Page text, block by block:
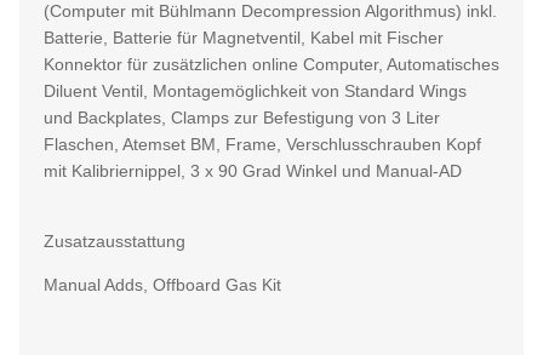
(Computer mit Bühlmann Decompression Algorithmus) inkl.
Batterie, Batterie für Magnetventil, Kabel mit Fischer
Konnektor für zusätzlichen online Computer, Automatisches
Diluent Ventil, Montagemöglichkeit von Standard Wings
und Backplates, Clamps zur Befestigung von 3 Liter
Flaschen, Atemset BM, Frame, Verschlusschrauben Kopf
mit Kalibriernippel, 3 x 90 Grad Winkel und Manual-AD
Zusatzausstattung
Manual Adds, Offboard Gas Kit